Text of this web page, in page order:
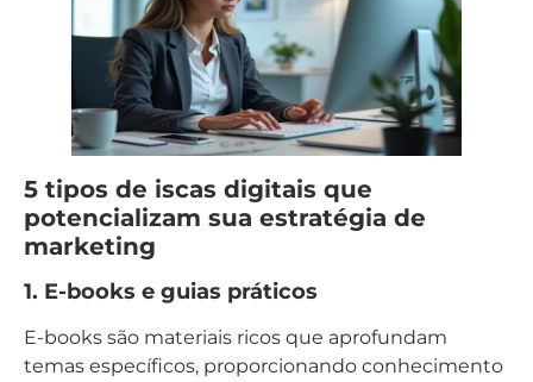
5 tipos de iscas digitais que
potencializam sua estratégia de
marketing
1. E-books e guias práticos
E-books são materiais ricos que aprofundam
temas específicos, proporcionando conhecimento